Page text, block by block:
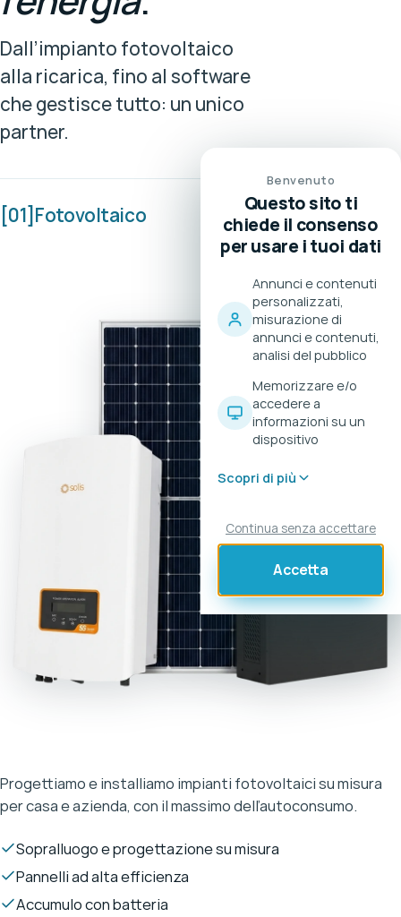
Dall’impianto fotovoltaico
alla ricarica, fino al software
che gestisce tutto: un unico
partner.
[01] Fotovoltaico
Progettiamo e installiamo impianti fotovoltaici su misura
per casa e azienda, con il massimo dell’autoconsumo.
Sopralluogo e progettazione su misura
Pannelli ad alta efficienza
Accumulo con batteria
Benvenuto
Questo sito ti
chiede il consenso
per usare i tuoi dati
Annunci e contenuti
personalizzati,
misurazione di
annunci e contenuti,
analisi del pubblico
Memorizzare e/o
accedere a
informazioni su un
dispositivo
Scopri di più
Continua senza accettare
Accetta